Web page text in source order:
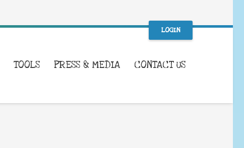
LOGIN
TOOLS PRESS & MEDIA CONTACT US